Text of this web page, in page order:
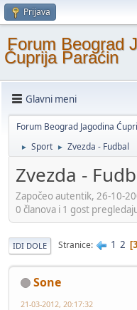
Prijava
Forum Beograd
Ćuprija Paraćin
Glavni meni
Forum Beograd Jagodina
► Sport ► Zvezda - Fudbal
Zvezda -
Započeo autentik, 26-10-
0 članova i 1 gost
IDI DOLE Stranice 1 2 3
Sone
21-03-2012, 20:17:32